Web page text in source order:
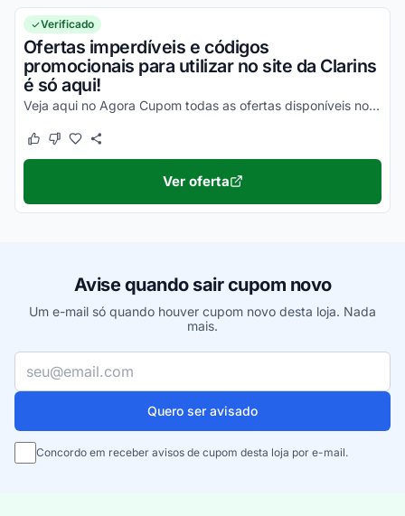
Verificado
Ofertas imperdíveis e códigos
promocionais para utilizar no site da Clarins
é só aqui!
Veja aqui no Agora Cupom todas as ofertas disponíveis no site da Clarins para que você aproveite!
Este cupom funcionou
Este cupom não funcionou
Ver oferta
Avise quando sair cupom novo
Um e-mail só quando houver cupom novo desta loja. Nada
mais.
Seu e-mail
Quero ser avisado
Concordo em receber avisos de cupom desta loja por e-mail.